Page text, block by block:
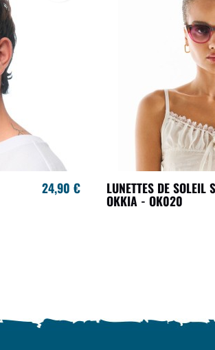
24,90 € LUNETTES DE SOLEIL
OKKIA - OK020